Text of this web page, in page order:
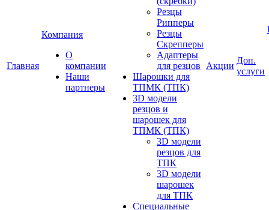
Главная
Компания
О
компании
Наши
партнеры
Резцы
Рипперы
Резцы
Скрепперы
Адаптеры
для резцов
Шарошки для
ТПМК (ТПК)
3D модели
резцов и
шарошек для
ТПМК (ТПК)
3D модели
резцов для
ТПК
3D модели
шарошек
для ТПК
Специальные
Акции
Доп.
услуги